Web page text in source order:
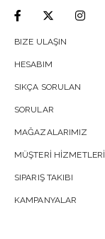
BIZE ULAŞIN
HESABIM
SIKÇA SORULAN
SORULAR
MAĞAZALARIMIZ
MÜŞTERİ HİZMETLERİ
SIPARIŞ TAKIBI
KAMPANYALAR